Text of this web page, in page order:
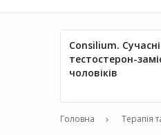
Consilium.
тестостерон-
чоловіків
Головна Терапія